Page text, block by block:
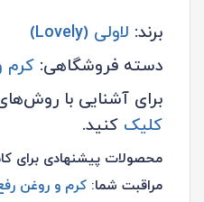
برند: لاولی (Lovely)
دسته فروشگاهی: کرم
برای آشنایی با
کلیک کنید.
محصولات پیشنهادی برای
مراقبت شما: کرم و روغن